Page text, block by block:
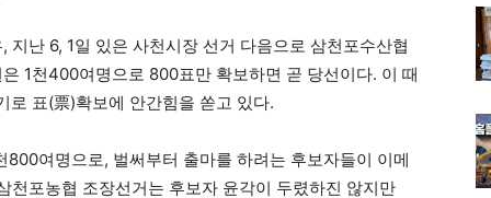
지난 6, 1일 있은 사천시장 선거 다음으로 삼천포수산협
1천400여명으로 800표만 확보하면 곧 당선이다. 이 때
로 표(票)확보에 안간힘을 쏟고 있다.
여명으로, 벌써부터 출마를 하려는 후보자들이 이메
천포농협 조장선거는 후보자 윤각이 두렸하진 않지만